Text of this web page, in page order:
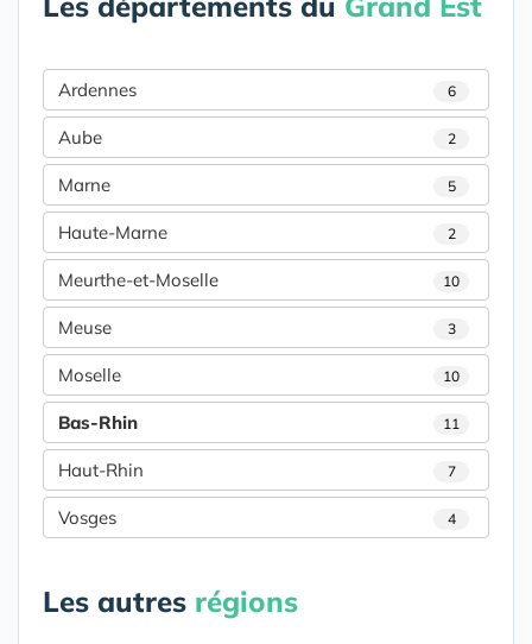
Ardennes 6
Aube 2
Marne 5
Haute-Marne 2
Meurthe-et-Moselle 10
Meuse 3
Moselle 10
Bas-Rhin 11
Haut-Rhin 7
Vosges 4
Les autres régions